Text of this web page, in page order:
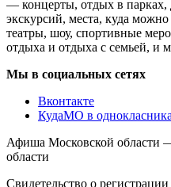
— концерты, отдых в парках,
экскурсий, места, куда
театры, шоу, спортивные
отдыха и отдыха с семьей, и
Мы в социальных сетях
Вконтакте
КудаМО в
Афиша Московской области
области
Свидетельство о регистрации